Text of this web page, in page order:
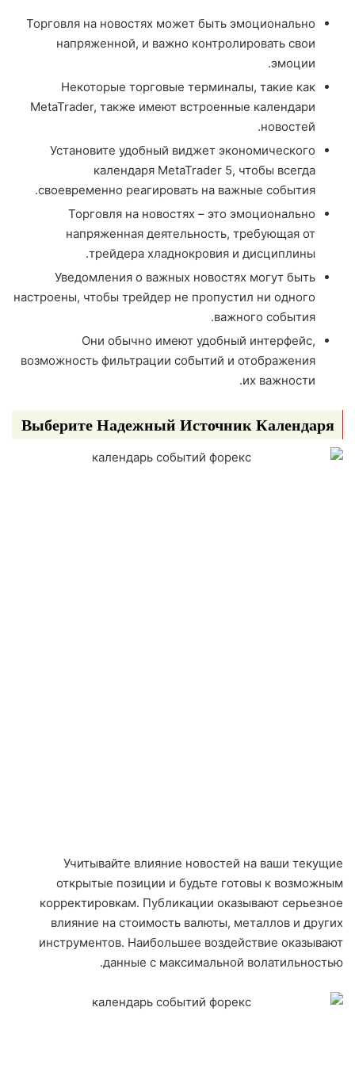
Торговля на новостях может быть эмоционально
напряженной, и важно контролировать свои
эмоции.
Некоторые торговые терминалы, такие как
MetaTrader, также имеют встроенные календари
новостей.
Установите удобный виджет экономического
календаря MetaTrader 5, чтобы всегда
своевременно реагировать на важные события.
Торговля на новостях – это эмоционально
напряженная деятельность, требующая от
трейдера хладнокровия и дисциплины.
Уведомления о важных новостях могут быть
настроены, чтобы трейдер не пропустил ни одного
важного события.
Они обычно имеют удобный интерфейс,
возможность фильтрации событий и отображения
их важности.
Выберите Надежный Источник Календаря
Учитывайте влияние новостей на ваши текущие
открытые позиции и будьте готовы к возможным
корректировкам. Публикации оказывают серьезное
влияние на стоимость валюты, металлов и других
инструментов. Наибольшее воздействие оказывают
данные с максимальной волатильностью.